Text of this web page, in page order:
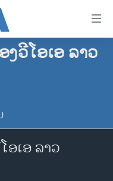
ວີໂອເອ ລາວ
ອເອ ລາວ